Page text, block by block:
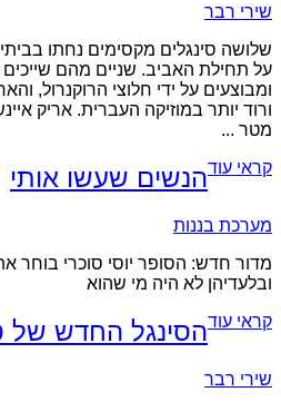
שירי רבר
שלושה סינגלים מקסימים נחתו
על תחילת האביב. שניים מהם
ומבוצעים על ידי חלוצי הרוקנרול,
ורוד יותר במוזיקה העברית. אריק
מטר ...
קראי עודהנשים שעשו אותי
מערכת בננות
מדור חדש: הסופר יוסי סוכרי בוחר
ובלעדיהן לא היה מי שהוא
קראי עודהסינגל החדש של
שירי רבר